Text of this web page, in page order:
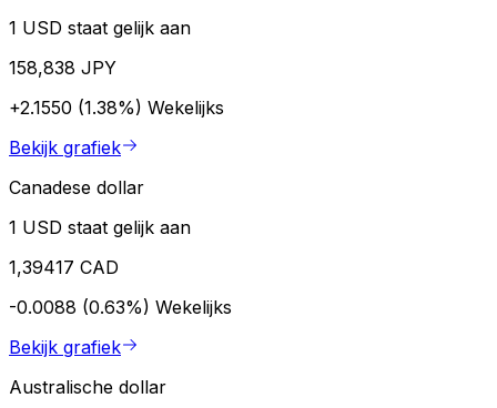
1 USD staat gelijk aan
158,838 JPY
+2.1550 (1.38%) Wekelijks
Bekijk grafiek
Canadese dollar
1 USD staat gelijk aan
1,39417 CAD
-0.0088 (0.63%) Wekelijks
Bekijk grafiek
Australische dollar